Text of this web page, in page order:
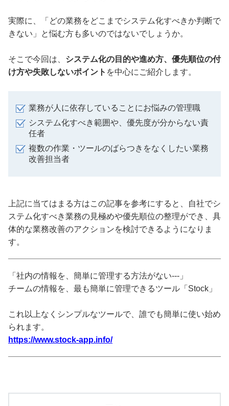
実際に、「どの業務をどこまでシステム化すべきか判断で
きない」と悩む方も多いのではないでしょうか。
そこで今回は、 システム化の目的や進め方、優先順位の付
け方や失敗しないポイント を中心にご紹介します。
業務が人に依存していることにお悩みの管理職
システム化すべき範囲や、優先度が分からない責
任者
複数の作業・ツールのばらつきをなくしたい業務
改善担当者
上記に当てはまる方はこの記事を参考にすると、自社でシ
ステム化すべき業務の見極めや優先順位の整理ができ、具
体的な業務改善のアクションを検討できるようになりま
す。
「社内の情報を、簡単に管理する方法がない---」
チームの情報を、最も簡単に管理できるツール「Stock」
これ以上なくシンプルなツールで、誰でも簡単に使い始め
られます。
https://www.stock-app.info/